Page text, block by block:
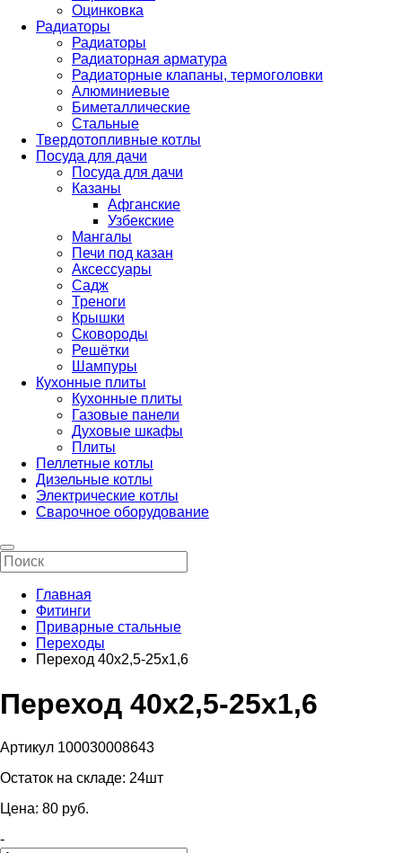
Оцинковка
Радиаторы
Радиаторы
Радиаторная арматура
Радиаторные клапаны, термоголовки
Алюминиевые
Биметаллические
Стальные
Твердотопливные котлы
Посуда для дачи
Посуда для дачи
Казаны
Афганские
Узбекские
Мангалы
Печи под казан
Аксессуары
Садж
Треноги
Крышки
Сковороды
Решётки
Шампуры
Кухонные плиты
Кухонные плиты
Газовые панели
Духовые шкафы
Плиты
Пеллетные котлы
Дизельные котлы
Электрические котлы
Сварочное оборудование
Главная
Фитинги
Приварные стальные
Переходы
Переход 40х2,5-25х1,6
Переход 40х2,5-25х1,6
Артикул 100030008643
Остаток на складе: 24шт
Цена: 80 pуб.
-